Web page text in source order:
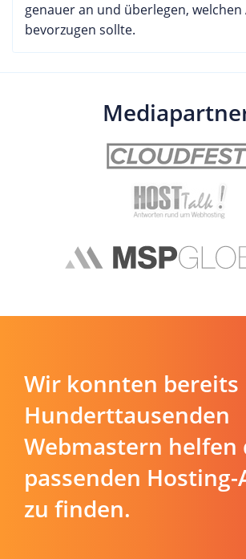
genauer an und überlegen,
bevorzugen sollte.
Wir konnten bereits
Hunderttausenden
Webmastern helfen
passenden
zu finden.